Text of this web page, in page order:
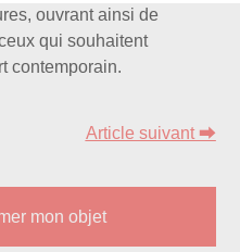
ouvrant ainsi de
qui souhaitent
contemporain.
Article suivant ⮕
mon objet